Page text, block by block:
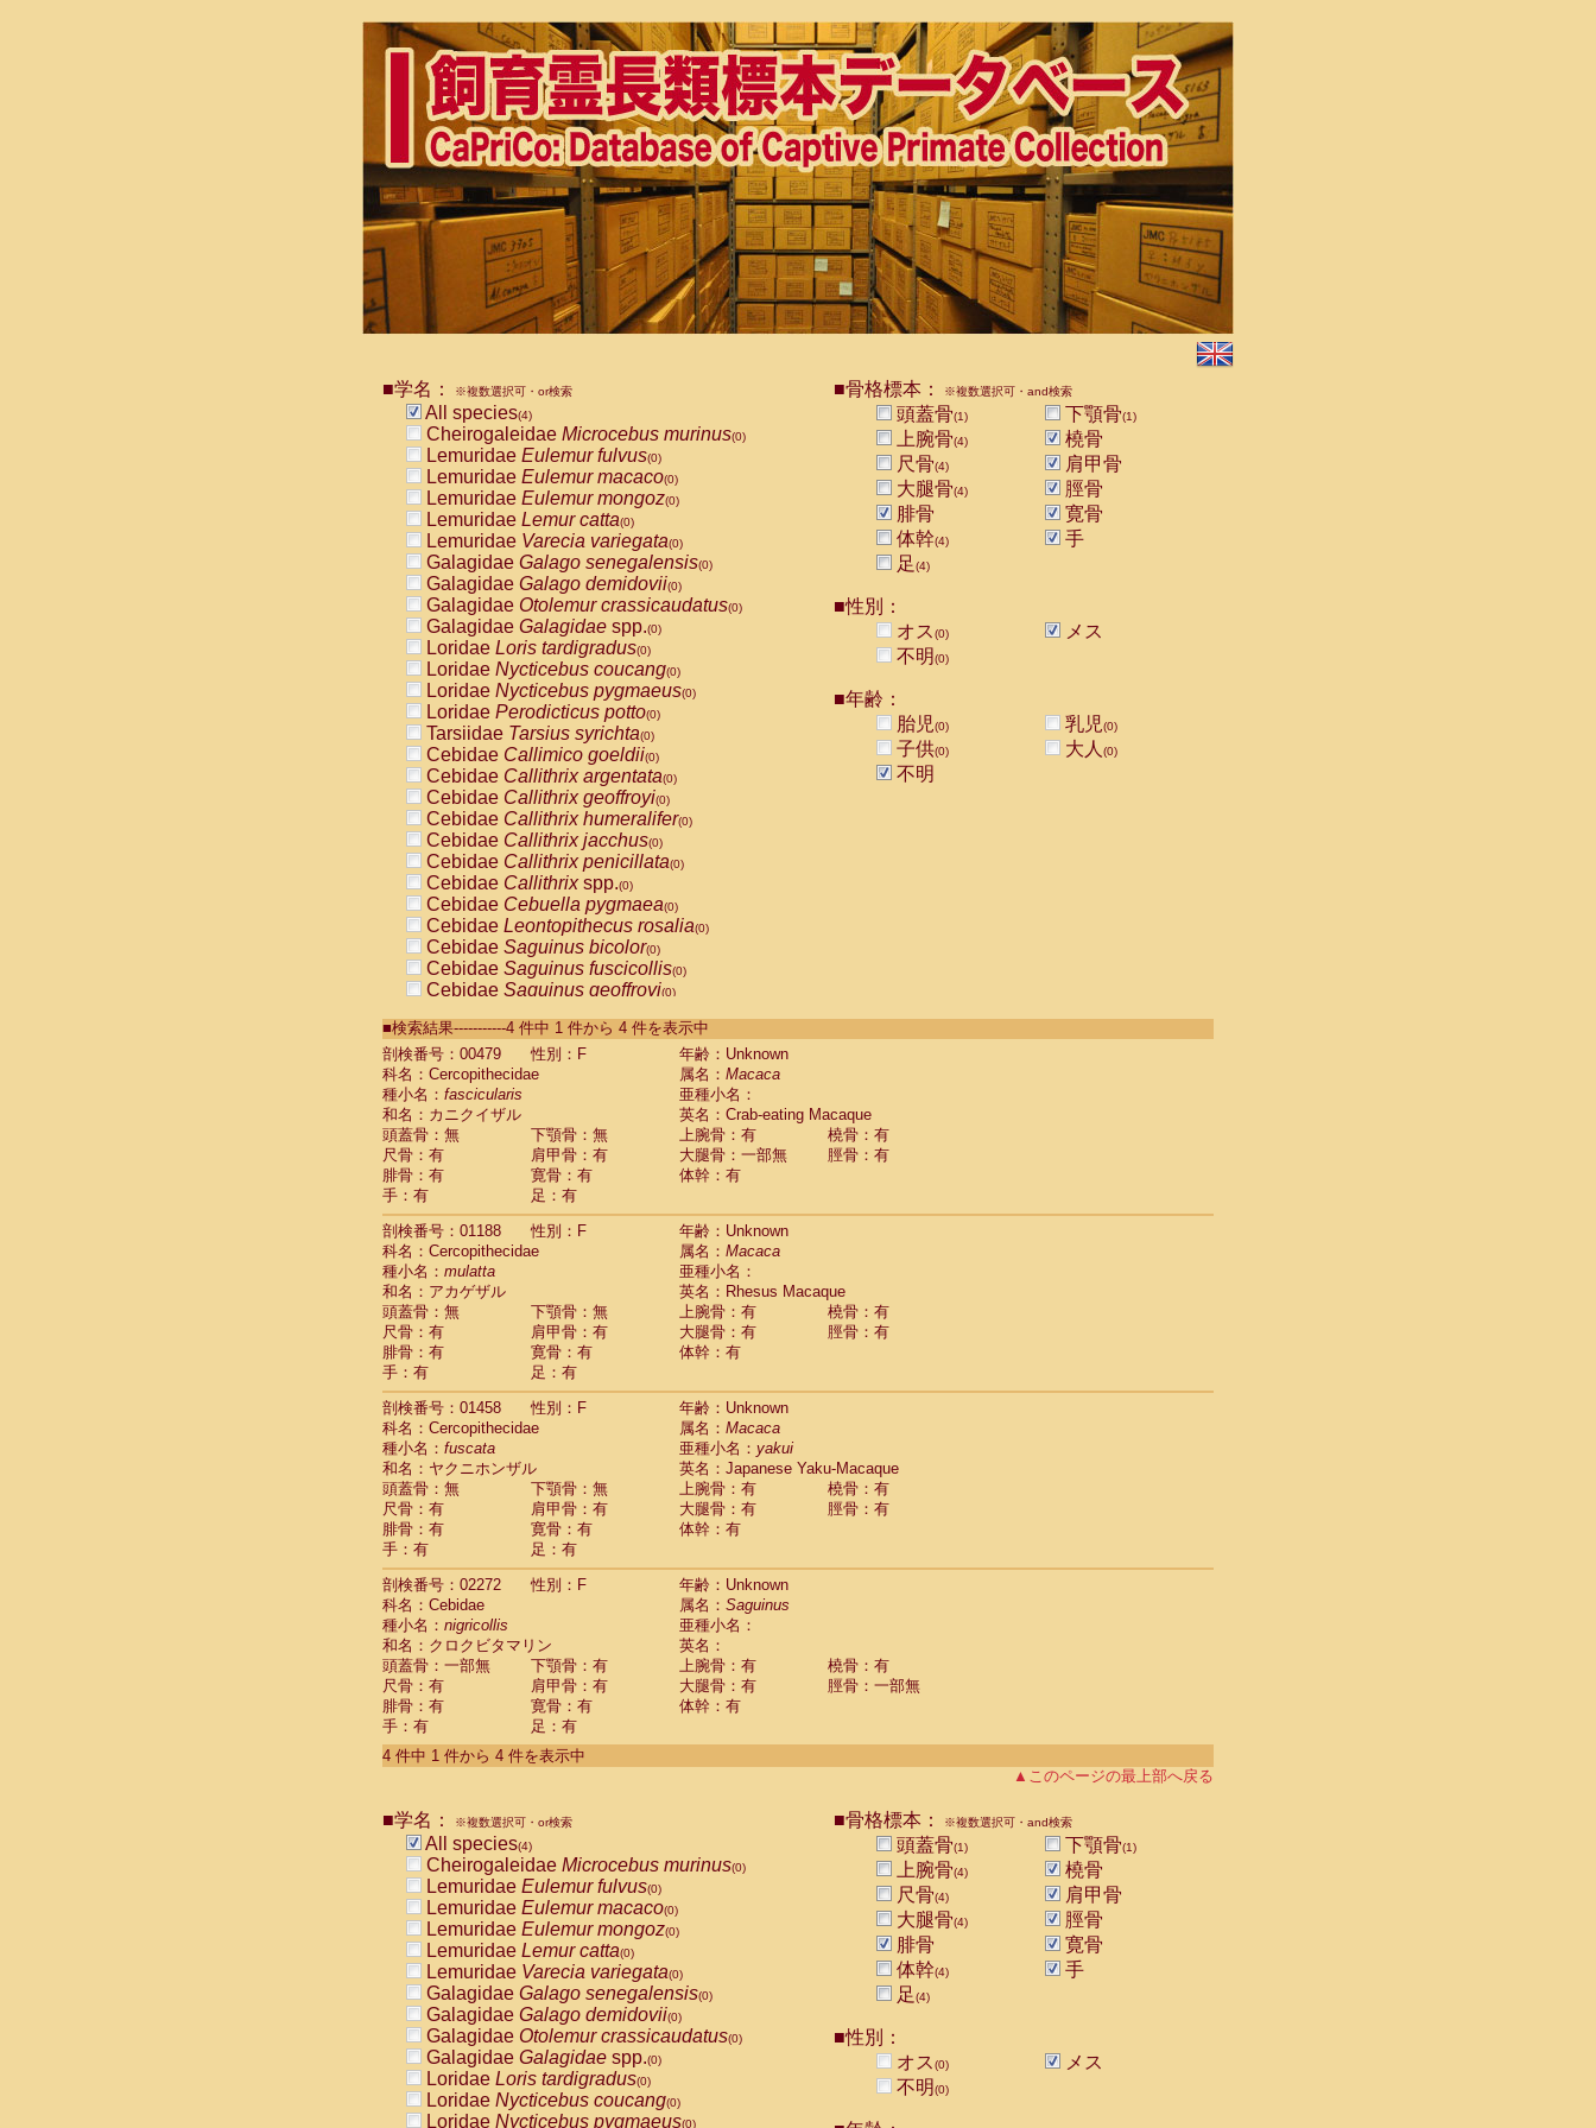
■学名： ※複数選択可・or検索
All species(4)
Cheirogaleidae Microcebus murinus(0)
Lemuridae Eulemur fulvus(0)
Lemuridae Eulemur macaco(0)
Lemuridae Eulemur mongoz(0)
Lemuridae Lemur catta(0)
Lemuridae Varecia variegata(0)
Galagidae Galago senegalensis(0)
Galagidae Galago demidovii(0)
Galagidae Otolemur crassicaudatus(0)
Galagidae Galagidae spp.(0)
Loridae Loris tardigradus(0)
Loridae Nycticebus coucang(0)
Loridae Nycticebus pygmaeus(0)
Loridae Perodicticus potto(0)
Tarsiidae Tarsius syrichta(0)
Cebidae Callimico goeldii(0)
Cebidae Callithrix argentata(0)
Cebidae Callithrix geoffroyi(0)
Cebidae Callithrix humeralifer(0)
Cebidae Callithrix jacchus(0)
Cebidae Callithrix penicillata(0)
Cebidae Callithrixspp.(0)
Cebidae Cebuella pygmaea(0)
Cebidae Leontopithecus rosalia(0)
Cebidae Saguinus bicolor(0)
Cebidae Saguinus fuscicollis(0)
Cebidae Saguinus geoffroyi(0)
CebidaeSaguinus labiatus(0)
Cebidae Saguinus leucopus (0)
CebidaeSaguinus midas
CebidaeSaguinus mystax
CebidaeSaguinus nigricollis (1)
Cebidae Saguinus oedipus
Cebidae Saguinus weddelli
Cebidae Saguinusspp.
Cebidae Aotus trivirgatus
Cebidae Cebus albifrons
CebidaeCebus apella
Cebidae
CebidaeCebus nigrivittatus
Cebidae Cebusspp.(0)
Cebidae Saimiri boliviensis
Cebidae Saimiri sciureus
Atelidae Alouatta caraya
AtelidaeAlouatta fusca
AtelidaeAlouatta seniculus
AtelidaeAlouatta
Atelidae Ateles belzebuth
Atelidae Ateles geoffroyi
Atelidae Ateles paniscus
Atelidae Atelesspp.
Atelidae Lagothrix lagothricha
AtelidaeLagothrix lagothricha cana(0)
Pitheciidae Cacajao calvus rubicundus (0)
Pitheciidae Callicebus cupreus(0)
Pitheciidae Callicebus donacophilus(0)
PitheciidaeCallicebus moloch(0)
Pitheciidae Callicebus torquatus(0)
Pitheciidae Callicebus
Pitheciidae Chiropotes satanas
Pitheciidae Pithecia monachus
PitheciidaePithecia pithecia
CercopithecidaeCercocebus torquatus atys
Cercopithecidae
CercopithecidaeCercocebus torquatus torquatus
CercopithecidaeCercocebus
CercopithecidaeCercocebusspp.
CercopithecidaeLophocebus albigena
CercopithecidaePapio anubis
CercopithecidaePapio cynocephalus
CercopithecidaePapio hamadryas
CercopithecidaePapio papio(0)
CercopithecidaePapiospp.(0)
CercopithecidaeMandrillus leucophaeus
CercopithecidaeMandrillus sphinx
CercopithecidaeTheropithecus gelada
CercopithecidaeMacaca arctoides
■骨格標本： ※複数選択可・and検索
頭蓋骨(1) 下顎骨(1)
上腕骨(4)
橈骨
尺骨(4)
肩甲骨
大腿骨(4)
脛骨
腓骨
寛骨
体幹(4)
手
足(4)
■性別：
オス(0)
メス
不明(0)
■年齢：
胎児(0) 乳児(0)
子供(0) 大人 (0)
不明
■検索結果-----------4 件中 1 件から 4 件を表示中
剖検番号：00479
性別：F
年齢：Unknown
科名：Cercopithecidae
属名： Macaca
種小名： fascicularis
亜種小名：
和名：カニクイザル
英名：Crab-eating Macaque
頭蓋骨：無
下顎骨：無 上腕骨：有
橈骨：有
尺骨：有
肩甲骨：有 大腿骨：一部無
脛骨：有
腓骨：有
寛骨：有
体幹：有
手：有
足：有
剖検番号：01188
性別：F
年齢：Unknown
科名：Cercopithecidae
属名： Macaca
種小名： mulatta
亜種小名：
和名：アカゲザル
英名：Rhesus Macaque
頭蓋骨：無
下顎骨：無 上腕骨：有
橈骨：有
尺骨：有
肩甲骨：有 大腿骨：有
脛骨：有
腓骨：有
寛骨：有
体幹：有
手：有
足：有
剖検番号：01458
性別：F
年齢：Unknown
科名：Cercopithecidae
属名： Macaca
種小名： fuscata 亜種小名： yakui
和名：ヤクニホンザル
英名：Japanese Yaku-Macaque
頭蓋骨：無
下顎骨：無 上腕骨：有
橈骨：有
尺骨：有
肩甲骨：有 大腿骨：有
脛骨：有
腓骨：有
寛骨：有
体幹：有
手：有
足：有
剖検番号：02272
性別：F
年齢：Unknown
科名：Cebidae
属名： Saguinus
種小名： nigricollis
亜種小名：
和名：クロクビタマリン
英名：
頭蓋骨：一部無
下顎骨：有 上腕骨：有
橈骨：有
尺骨：有
肩甲骨：有 大腿骨：有
脛骨：一部無
腓骨：有
寛骨：有
体幹：有
手：有
足：有
4 件中 1 件から 4 件を表示中
▲このページの最上部へ戻る
■学名： ※複数選択可・or検索
All species(4)
Cheirogaleidae Microcebus murinus(0)
Lemuridae Eulemur fulvus(0)
Lemuridae Eulemur macaco(0)
Lemuridae Eulemur mongoz(0)
Lemuridae Lemur catta(0)
Lemuridae Varecia variegata(0)
Galagidae Galago senegalensis(0)
Galagidae Galago demidovii(0)
Galagidae Otolemur crassicaudatus(0)
Galagidae Galagidae spp.(0)
Loridae Loris tardigradus(0)
Loridae Nycticebus coucang(0)
Loridae Nycticebus pygmaeus(0)
■骨格標本： ※複数選択可・and検索
頭蓋骨(1) 下顎骨(1)
上腕骨(4)
橈骨
尺骨(4)
肩甲骨
大腿骨(4)
脛骨
腓骨
寛骨
体幹(4)
手
足(4)
■性別：
オス(0)
メス
不明(0)